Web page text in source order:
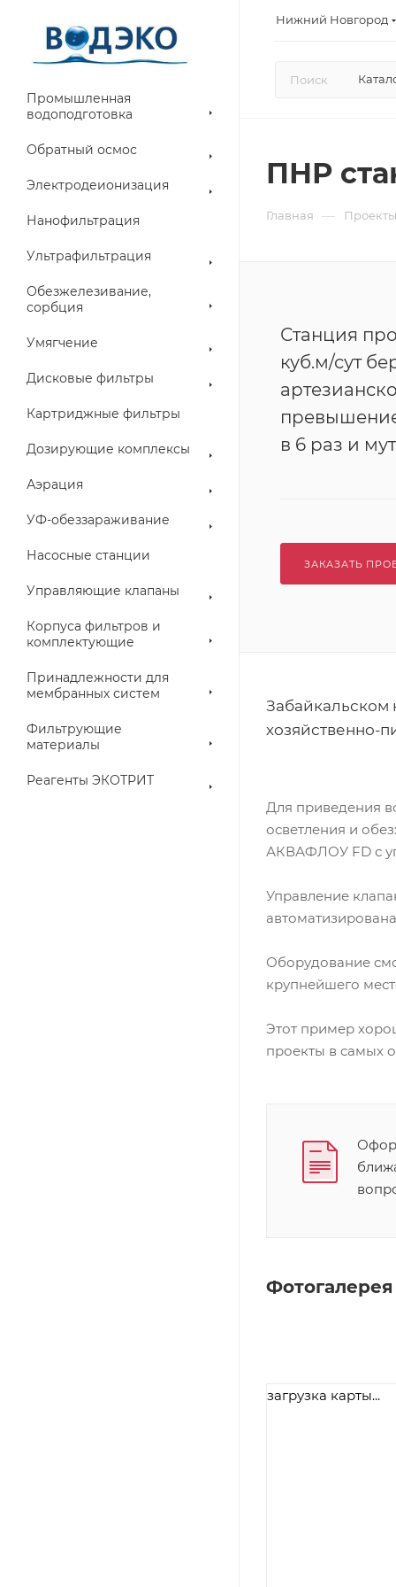
Нижний Новгород
Промышленная
водоподготовка
Обратный осмос
Электродеионизация
Нанофильтрация
Ультрафильтрация
Обезжелезивание,
сорбция
Умягчение
Дисковые фильтры
Картриджные фильтры
Дозирующие комплексы
Аэрация
УФ-обеззараживание
Насосные станции
Управляющие клапаны
Корпуса фильтров и
комплектующие
Принадлежности для
мембранных систем
Фильтрующие
материалы
Реагенты ЭКОТРИТ
ПНР
Главная — Проекты
Станция
куб.м/сут
в 6 раз и
ЗАКАЗАТЬ
хозяйственно-
Для приведения
осветления и
АКВАФЛОУ FD с
Управление
Оборудование
крупнейшего
Этот пример
проекты в самых
Фотогалерея
загрузка карты...